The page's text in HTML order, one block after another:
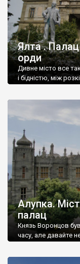
Ялта .
орди
Дивне місто все
і бідністю, між
Алупка.
палац
Князь Воронцов
часу, але давайте